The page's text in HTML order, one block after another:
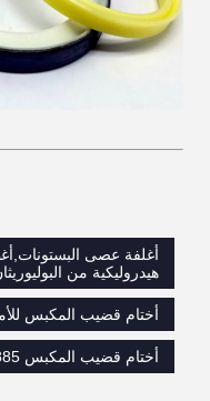
أغلفة عصى
هيدروليكية من
أختام قضيب المكبس
أختام قضيب المكبس 7J9885